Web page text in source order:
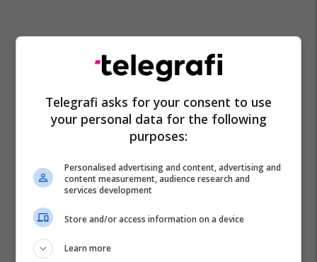
Telegrafi asks for your consent to use
your personal data for the following
purposes:
Personalised advertising and content, advertising and
content measurement, audience research and
services development
Store and/or access information on a device
Learn more